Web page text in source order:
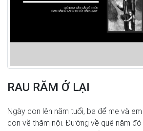
RAU RĂM Ở LẠI
Ngày con lên năm tuổi, ba để mẹ và
con về thăm nội. Đường về quê năm